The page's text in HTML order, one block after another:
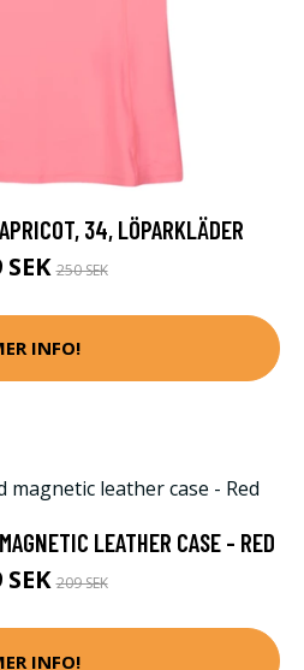
34, LÖPARKLÄDER
SEK250 SEK
INFO!
LEATHER CASE - RED
SEK209 SEK
INFO!